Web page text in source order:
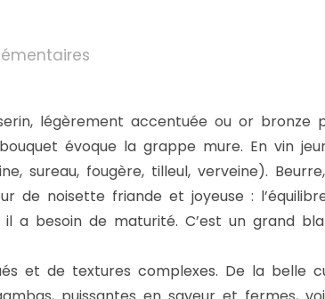
légèrement accentuée ou or bronze
évoque la grappe mure. En vin
sureau, fougère, tilleul, verveine).
de noisette friande et joyeuse :
a besoin de maturité. C’est un grand
et de textures complexes. De la belle